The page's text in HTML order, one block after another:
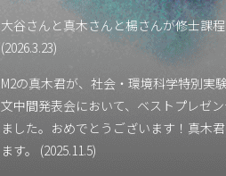
大谷さんと真木さんと楊さんが修士課程
(2026.3.23)
M2の真木君が、社会・環境科学特別実
文中間発表会において、ベストプレゼ
ました。おめでとうございます！真木
ます。 (2025.11.5)